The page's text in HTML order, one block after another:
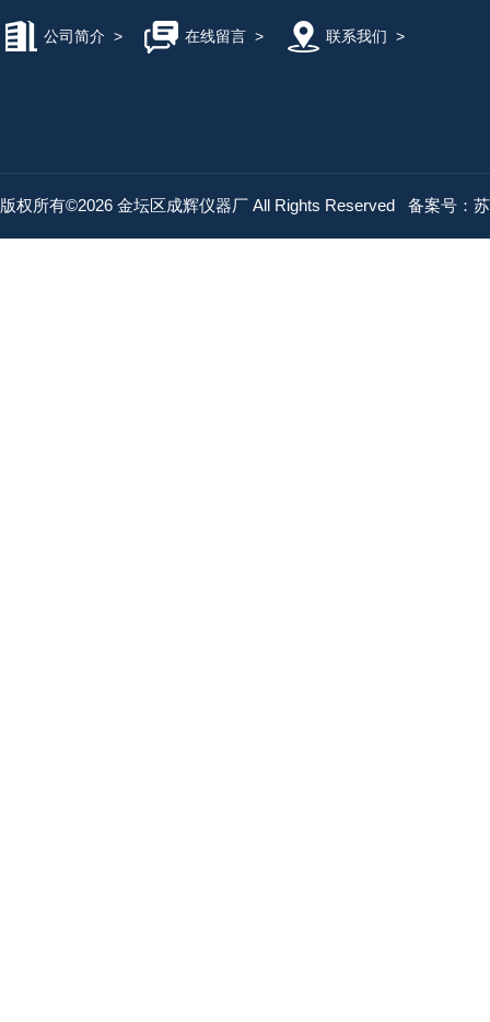
公司简介 > 在线留言> 联系我们 >
版权所有©2026 金坛区成辉仪器厂 All Rights Reserved 备案号：